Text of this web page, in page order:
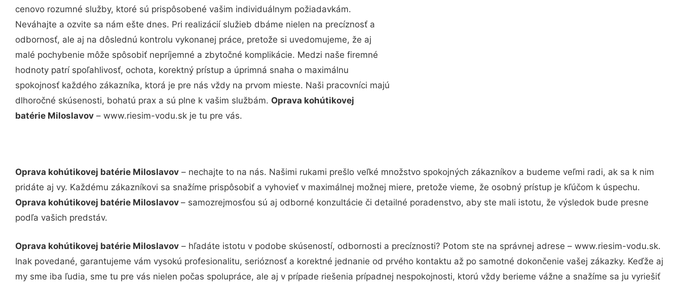
cenovo rozumné služby, ktoré sú prispôsobené vašim individuálnym požiadavkám.
Neváhajte a ozvite sa nám ešte dnes. Pri realizácií služieb dbáme nielen na precíznosť a
odbornosť, ale aj na dôslednú kontrolu vykonanej práce, pretože si uvedomujeme, že aj
malé pochybenie môže spôsobiť nepríjemné a zbytočné komplikácie. Medzi naše firemné
hodnoty patrí spoľahlivosť, ochota, korektný prístup a úprimná snaha o maximálnu
spokojnosť každého zákazníka, ktorá je pre nás vždy na prvom mieste. Naši pracovníci majú
dlhoročné skúsenosti, bohatú prax a sú plne k vašim službám. Oprava kohútikovej
batérie Miloslavov – www.riesim-vodu.sk je tu pre vás.
Oprava kohútikovej batérie Miloslavov – nechajte to na nás. Našimi rukami prešlo veľké množstvo spokojných zákazníkov a budeme veľmi radi, ak sa k nim
pridáte aj vy. Každému zákazníkovi sa snažíme prispôsobiť a vyhovieť v maximálnej možnej miere, pretože vieme, že osobný prístup je kľúčom k úspechu.
Oprava kohútikovej batérie Miloslavov – samozrejmosťou sú aj odborné konzultácie či detailné poradenstvo, aby ste mali istotu, že výsledok bude presne
podľa vašich predstáv.
Oprava kohútikovej batérie Miloslavov – hľadáte istotu v podobe skúseností, odbornosti a precíznosti? Potom ste na správnej adrese – www.riesim-vodu.sk.
Inak povedané, garantujeme vám vysokú profesionalitu, serióznosť a korektné jednanie od prvého kontaktu až po samotné dokončenie vašej zákazky. Keďže aj
my sme iba ľudia, sme tu pre vás nielen počas spolupráce, ale aj v prípade riešenia prípadnej nespokojnosti, ktorú vždy berieme vážne a snažíme sa ju vyriešiť